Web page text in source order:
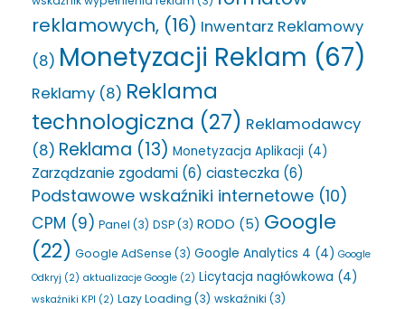
reklamowych, (16) Inwentarz Reklamowy
(8) Monetyzacji Reklam (67)
Reklamy (8) Reklama
technologiczna (27) Reklamodawcy
(8) Reklama (13) Monetyzacja Aplikacji (4)
Zarządzanie zgodami (6) ciasteczka (6)
Podstawowe wskaźniki internetowe (10)
CPM (9) Panel (3) DSP(3) RODO (5) Google
(22) Google AdSense (3) Google Analytics 4 (4) Google
Odkryj (2) aktualizacje Google (2) Licytacja nagłówkowa (4)
wskaźniki KPI (2) Lazy Loading (3) wskaźniki (3)